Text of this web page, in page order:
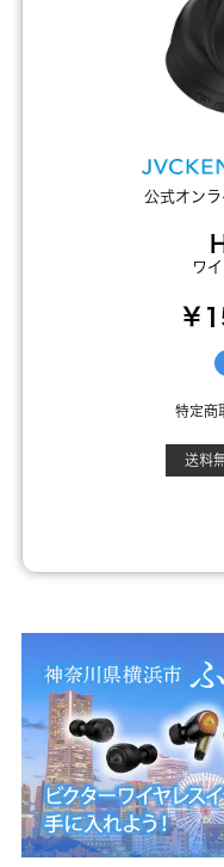
公式オン
ワ
￥
特定商
送料